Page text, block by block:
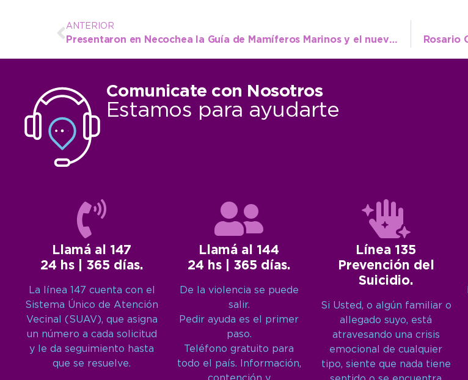
ANTERIOR
Presentaron en Necochea la Guía de Mamíferos Marinos y el nuevo corredor de avistaje de ballenas
Comunicate con Nosotros
Estamos para ayudarte
Llamá al 147
24 hs | 365 días.
La línea 147 cuenta con el
Sistema Único de Atención
Vecinal (SUAV), que asigna
un número a cada solicitud
y le da seguimiento hasta
que se resuelve.
Llamá al 144
24 hs | 365 días.
De la violencia se puede
salir.
Pedir ayuda es el primer
paso.
Teléfono gratuito para
todo el país. Información,
Línea 135
Prevención del
Suicidio.
Si Usted, o algún familiar o
allegado suyo, está
atravesando una crisis
emocional de cualquier
tipo, siente que nada tiene